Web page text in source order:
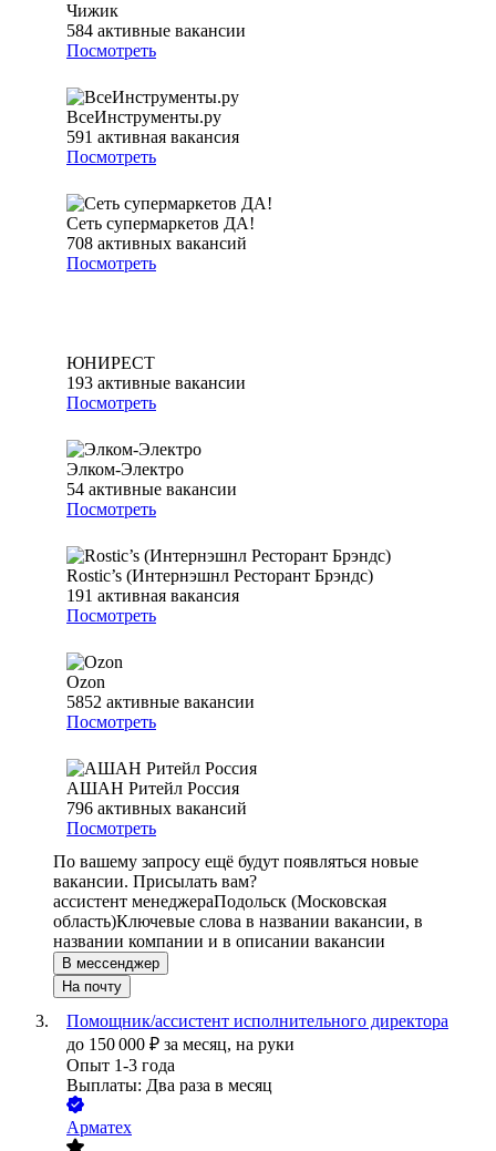
Чижик
584 активные вакансии
Посмотреть
ВсеИнструменты.ру
591 активная вакансия
Посмотреть
Сеть супермаркетов ДА!
708 активных вакансий
Посмотреть
ЮНИРЕСТ
193 активные вакансии
Посмотреть
Элком-Электро
54 активные вакансии
Посмотреть
Rostic’s (Интернэшнл Ресторант Брэндс)
191 активная вакансия
Посмотреть
Ozon
5852 активные вакансии
Посмотреть
АШАН Ритейл Россия
796 активных вакансий
Посмотреть
По вашему запросу ещё будут появляться новые
вакансии. Присылать вам?
ассистент менеджераПодольск (Московская
область)Ключевые слова в названии вакансии, в
названии компании и в описании вакансии
В мессенджер
На почту
Помощник/ассистент исполнительного директора
до 150 000 ₽ за месяц, на руки
Опыт 1-3 года
Выплаты: Два раза в месяц
Арматех